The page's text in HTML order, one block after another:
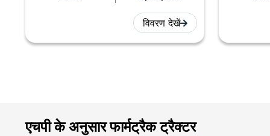
विवरण देखें
एचपी के अनुसार फार्मट्रैक ट्रैक्टर